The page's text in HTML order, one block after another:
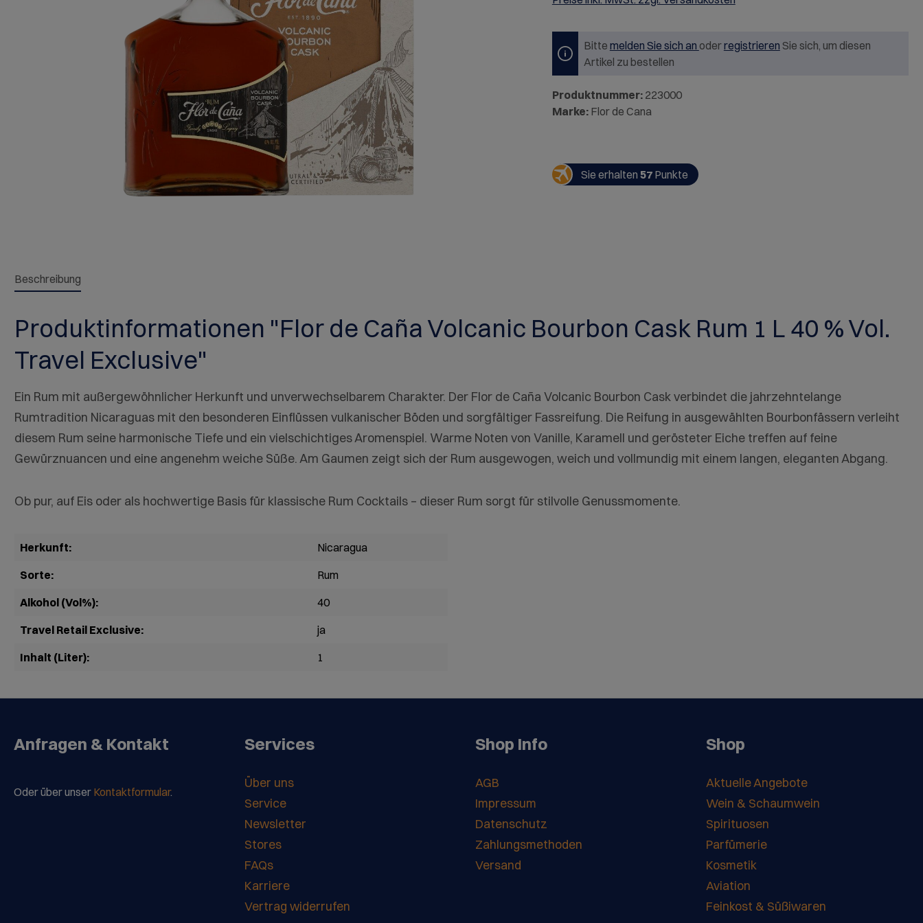
Bitte melden Sie sich an oderregistrieren Sie sich, um diesen
Artikel zu bestellen
Produktnummer: 223000
Marke: Flor de Cana
Sie erhalten 57 Punkte
Beschreibung
Produktinformationen "Flor de Caña Volcanic Bourbon Cask Rum 1 L 40 % Vol.
Travel Exclusive"
Ein Rum mit außergewöhnlicher Herkunft und unverwechselbarem Charakter. Der Flor de Caña Volcanic Bourbon Cask verbindet die jahrzehntelange
Rumtradition Nicaraguas mit den besonderen Einflüssen vulkanischer Böden und sorgfältiger Fassreifung. Die Reifung in ausgewählten Bourbonfässern verleiht
diesem Rum seine harmonische Tiefe und ein vielschichtiges Aromenspiel. Warme Noten von Vanille, Karamell und gerösteter Eiche treffen auf feine
Gewürznuancen und eine angenehm weiche Süße. Am Gaumen zeigt sich der Rum ausgewogen, weich und vollmundig mit einem langen, eleganten Abgang.
Ob pur, auf Eis oder als hochwertige Basis für klassische Rum Cocktails – dieser Rum sorgt für stilvolle Genussmomente.
Herkunft:
Nicaragua
Sorte:
Rum
Alkohol (Vol%):
40
Travel Retail Exclusive:
ja
Inhalt (Liter):
1
Anfragen & Kontakt
Oder über unser Kontaktformular.
Services
Über uns
Service
Newsletter
Stores
FAQs
Karriere
Vertrag widerrufen
Shop Info
AGB
Impressum
Datenschutz
Zahlungsmethoden
Versand
Shop
Aktuelle Angebote
Wein & Schaumwein
Spirituosen
Parfümerie
Kosmetik
Aviation
Feinkost & Süßiwaren